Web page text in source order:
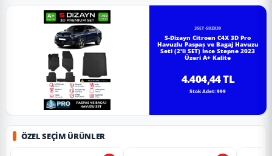
3SET-SDZ039
S-Dizayn Citroen C4X 3D Pro
Havuzlu Paspas ve Bagaj Havuzu
Seti (2'li SET) İnce Stepne 2023
Üzeri A+ Kalite
4.404,44 TL
Stok Adet: 999
ÖZEL SEÇIM ÜRÜNLER